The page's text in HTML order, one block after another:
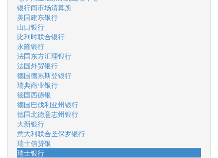
银行间市场清算所
美国建东银行
山口银行
比利时联合银行
永隆银行
法国东方汇理银行
法国外贸银行
德国德累斯登银行
瑞典商业银行
德国西德银
德国巴伐利亚州银行
德国北德意志州银行
大新银行
意大利联合圣保罗银行
瑞士信贷银
瑞士银行